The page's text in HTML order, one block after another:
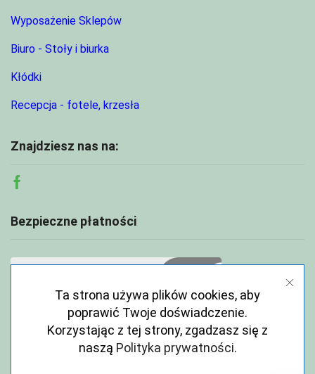
Wyposażenie Sklepów
Biuro - Stoły i biurka
Kłódki
Recepcja - fotele, krzesła
Znajdziesz nas na:
Facebook
Bezpieczne płatności
Ta strona używa plików cookies, aby
poprawić Twoje doświadczenie.
Korzystając z tej strony, zgadzasz się z
naszą Polityka prywatności.